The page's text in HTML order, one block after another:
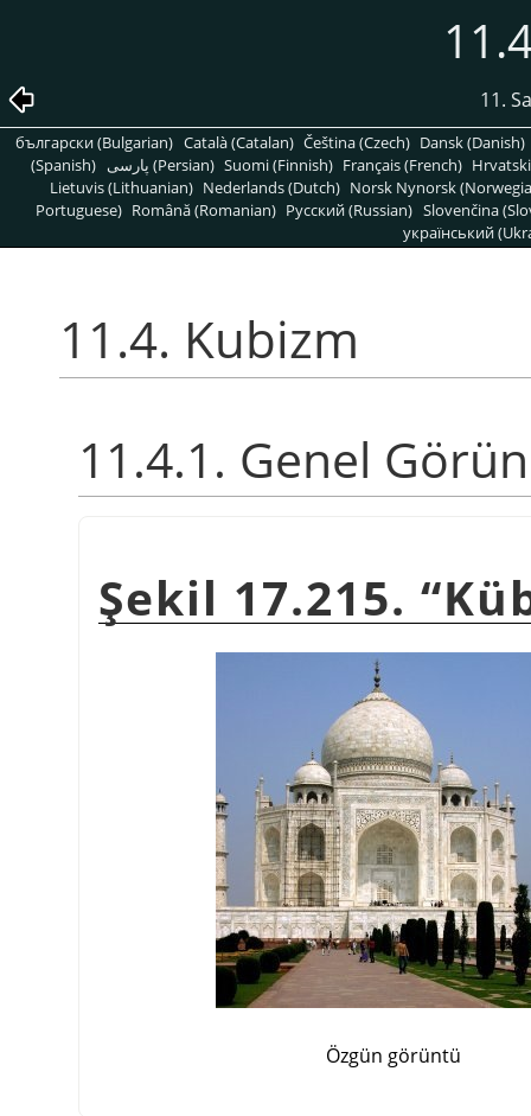
11.
български (Bulgarian) Català (Catalan) Čeština (Czech) Dansk (Danish)
(Spanish)
پارسی (Persian) Suomi (Finnish) Français (French)
Lietuvis (Lithuanian) Nederlands (Dutch) Norsk Nynorsk
Portuguese) Română (Romanian) Pусский (Russian) Slovenčina
український
11.4. Kubizm
11.4.1. Genel
Şekil 17.215. “
Özgün görüntü